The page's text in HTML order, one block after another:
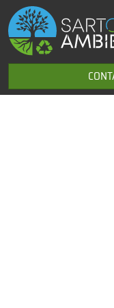
Sviluppo di prodotti e